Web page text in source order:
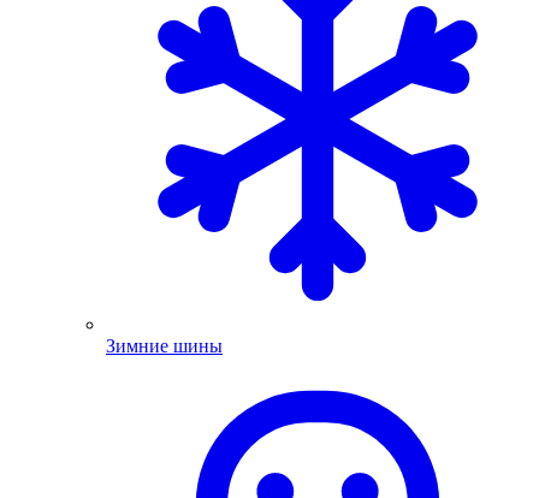
Зимние шины